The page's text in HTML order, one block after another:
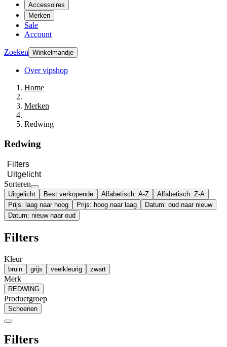
Accessoires
Merken
Sale
Account
Zoeken Winkelmandje
Over vipshop
Home
Merken
Redwing
Redwing
Filters
Uitgelicht
Sorteren
Uitgelicht Best verkopende Alfabetisch: A-Z
Alfabetisch: Z-A
Prijs: laag naar hoog
Prijs: hoog naar laag
Datum: oud naar nieuw
Datum: nieuw naar oud
Filters
Kleur
bruin grijs veelkleurig zwart
Merk
REDWING
Productgroep
Schoenen
Filters